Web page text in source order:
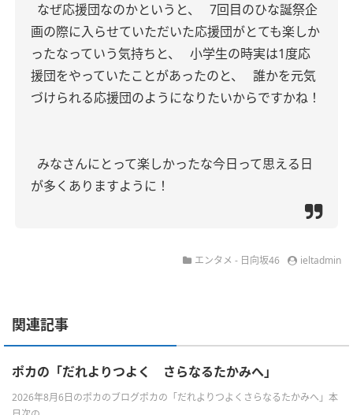
なぜ応援団なのかというと、
7回目のひな誕祭企
画の際に入らせていただいた応援団がとても楽しか
ったなっていう気持ちと、
小学生の時実は1度応
援団をやっていたことがあったのと、
誰かを元気
づけられる応援団のようになりたいからですかね！
みなさんにとって楽しかったな今日って思える日
が多くありますように！
エンタメ - 日向坂46 ieltadmin
関連記事
ポカの「だれよりつよく さらなるたかみへ」
2026年8月6日のポカのブログポカの「だれよりつよくさらなるたかみへ」本